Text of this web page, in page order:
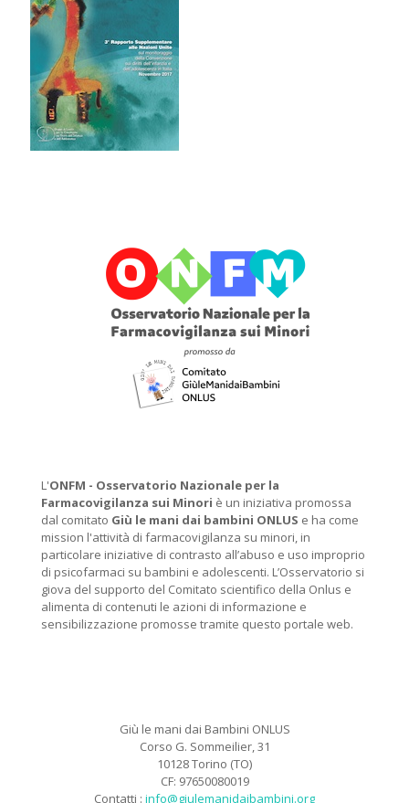
L'ONFM - Osservatorio Nazionale per la
Farmacovigilanza sui Minori è un iniziativa promossa
dal comitato Giù le mani dai bambini ONLUS e ha come
mission l'attività di farmacovigilanza su minori, in
particolare iniziative di contrasto all’abuso e uso improprio
di psicofarmaci su bambini e adolescenti. L’Osservatorio si
giova del supporto del Comitato scientifico della Onlus e
alimenta di contenuti le azioni di informazione e
sensibilizzazione promosse tramite questo portale web.
Giù le mani dai Bambini ONLUS
Corso G. Sommeilier, 31
10128 Torino (TO)
CF: 97650080019
Contatti : info@giulemanidaibambini.org